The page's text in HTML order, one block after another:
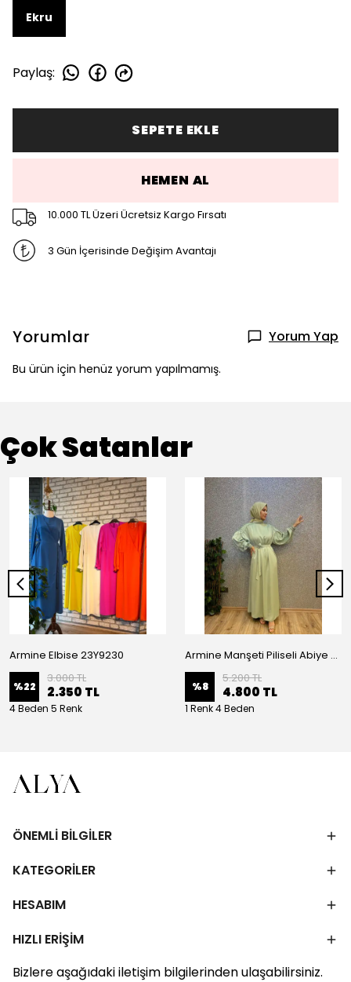
Ekru
Paylaş:
SEPETE EKLE
HEMEN AL
10.000 TL Üzeri Ücretsiz Kargo Fırsatı
3 Gün İçerisinde Değişim Avantajı
Yorumlar Yorum Yap
Bu ürün için henüz yorum yapılmamış.
Çok Satanlar
Armine Elbise 23Y9230
%22
3.000 TL
2.350 TL
4 Beden 5 Renk
Armine Manşeti Piliseli Abiye Elbise 23Y9617
%8
5.200 TL
4.800 TL
1 Renk 4 Beden
ÖNEMLİ BİLGİLER
KATEGORİLER
HESABIM
HIZLI ERİŞİM
Bizlere aşağıdaki iletişim bilgilerinden ulaşabilirsiniz.